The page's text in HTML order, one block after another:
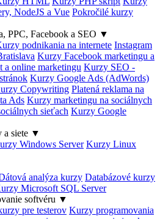
NodeJS a Vue Pokročilé kurzy
PPC, Facebook a SEO ▼
podnikania na internete Instagram
Kurzy Facebook marketingu a
a online marketingu Kurzy SEO -
Kurzy Google Ads (AdWords)
Copywriting Platená reklama na
Ads Kurzy marketingu na sociálnych
sieťach Kurzy Google
a siete ▼
Windows Server Kurzy Linux
analýza kurzy Databázové kurzy
Microsoft SQL Server
softvéru ▼
pre testerov Kurzy programovania